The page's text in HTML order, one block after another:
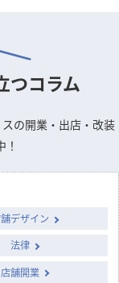
つコラム
の開業・出店・改装
デザイン
法律
店舗開業